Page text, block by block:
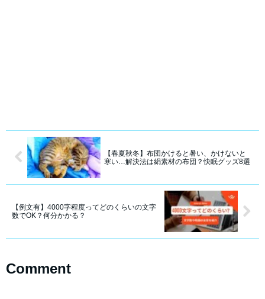
【春夏秋冬】布団かけると暑い、かけないと
寒い…解決法は絹素材の布団？快眠グッズ8選
【例文有】4000字程度ってどのくらいの文字
数でOK？何分かかる？
Comment